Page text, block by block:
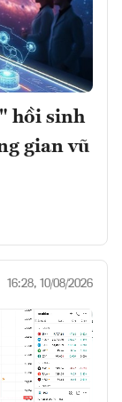
hồi sinh
gian vũ
16:28, 10/08/2026